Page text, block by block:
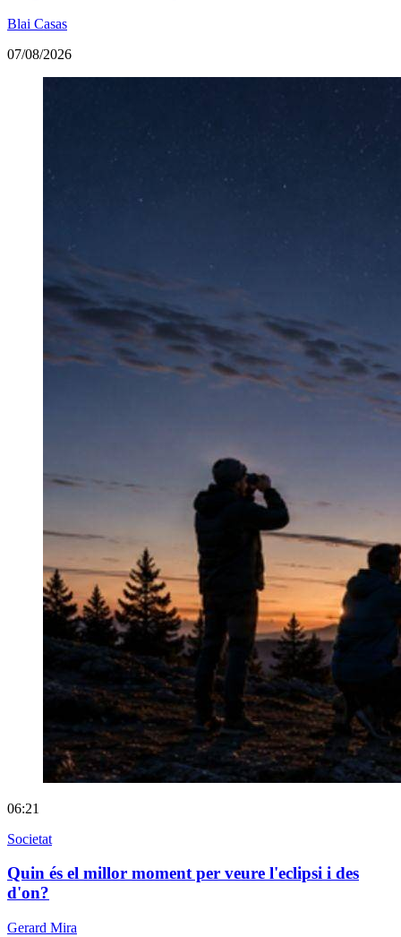
Blai Casas
07/08/2026
06:21
Societat
Quin és el millor moment per veure l'eclipsi i des
d'on?
Gerard Mira